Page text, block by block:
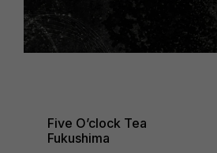
Five O’clock Tea
Fukushima